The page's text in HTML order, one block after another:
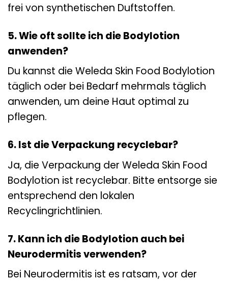
frei von synthetischen Duftstoffen.
5. Wie oft sollte ich die Bodylotion
anwenden?
Du kannst die Weleda Skin Food Bodylotion
täglich oder bei Bedarf mehrmals täglich
anwenden, um deine Haut optimal zu
pflegen.
6. Ist die Verpackung recyclebar?
Ja, die Verpackung der Weleda Skin Food
Bodylotion ist recyclebar. Bitte entsorge sie
entsprechend den lokalen
Recyclingrichtlinien.
7. Kann ich die Bodylotion auch bei
Neurodermitis verwenden?
Bei Neurodermitis ist es ratsam, vor der